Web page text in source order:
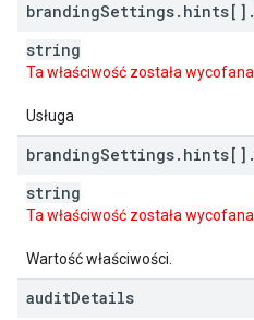
brandingSettings. hints[] .
string
Ta właściwość została wycofana.
Usługa
brandingSettings. hints[] .
string
Ta właściwość została wycofana.
Wartość właściwości.
auditDetails